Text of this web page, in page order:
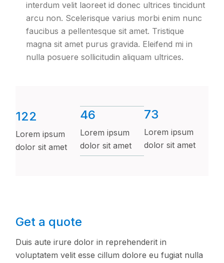
interdum velit laoreet id donec ultrices tincidunt
arcu non. Scelerisque varius morbi enim nunc
faucibus a pellentesque sit amet. Tristique
magna sit amet purus gravida. Eleifend mi in
nulla posuere sollicitudin aliquam ultrices.
122
Lorem ipsum
dolor sit amet
46
Lorem ipsum
dolor sit amet
73
Lorem ipsum
dolor sit amet
Get a quote
Duis aute irure dolor in reprehenderit in
voluptatem velit esse cillum dolore eu fugiat nulla